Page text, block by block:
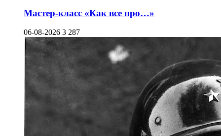
Мастер-класс «Как все про…»
06-08-2026 3 287